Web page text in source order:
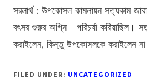
সরলার্থ : উপকোসল কামলায়ন সত্যকাম
বৎসর গুরুর অগ্নি—পরিচর্যা করিয়াছিল।
করাইলেন, কিন্তু উপকোসলকে করাইলেন
FILED UNDER: UNCATEGORIZED